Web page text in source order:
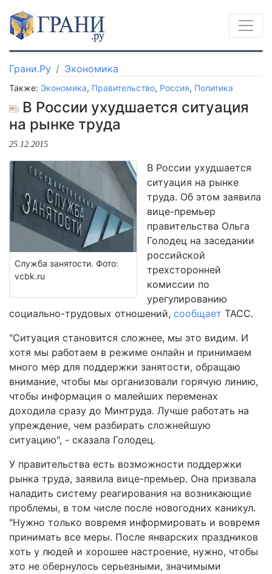
Грани.Ру Экономика
Также: Экономика, Правительство, Россия, Политика
В России ухудшается ситуация
на рынке труда
25.12.2015
Служба занятости. Фото:
vcbk.ru
В России ухудшается
ситуация на рынке
труда. Об этом заявила
вице-премьер
правительства Ольга
Голодец на заседании
российской
трехсторонней
комиссии по
урегулированию
социально-трудовых отношений, сообщает ТАСС.
"Ситуация становится сложнее, мы это видим. И
хотя мы работаем в режиме онлайн и принимаем
много мер для поддержки занятости, обращаю
внимание, чтобы мы организовали горячую линию,
чтобы информация о малейших переменах
доходила сразу до Минтруда. Лучше работать на
упреждение, чем разбирать сложнейшую
ситуацию", - сказала Голодец.
У правительства есть возможности поддержки
рынка труда, заявила вице-премьер. Она призвала
наладить систему реагирования на возникающие
проблемы, в том числе после новогодних каникул.
"Нужно только вовремя информировать и вовремя
принимать все меры. После январских праздников
хоть у людей и хорошее настроение, нужно, чтобы
это не обернулось серьезными, значимыми